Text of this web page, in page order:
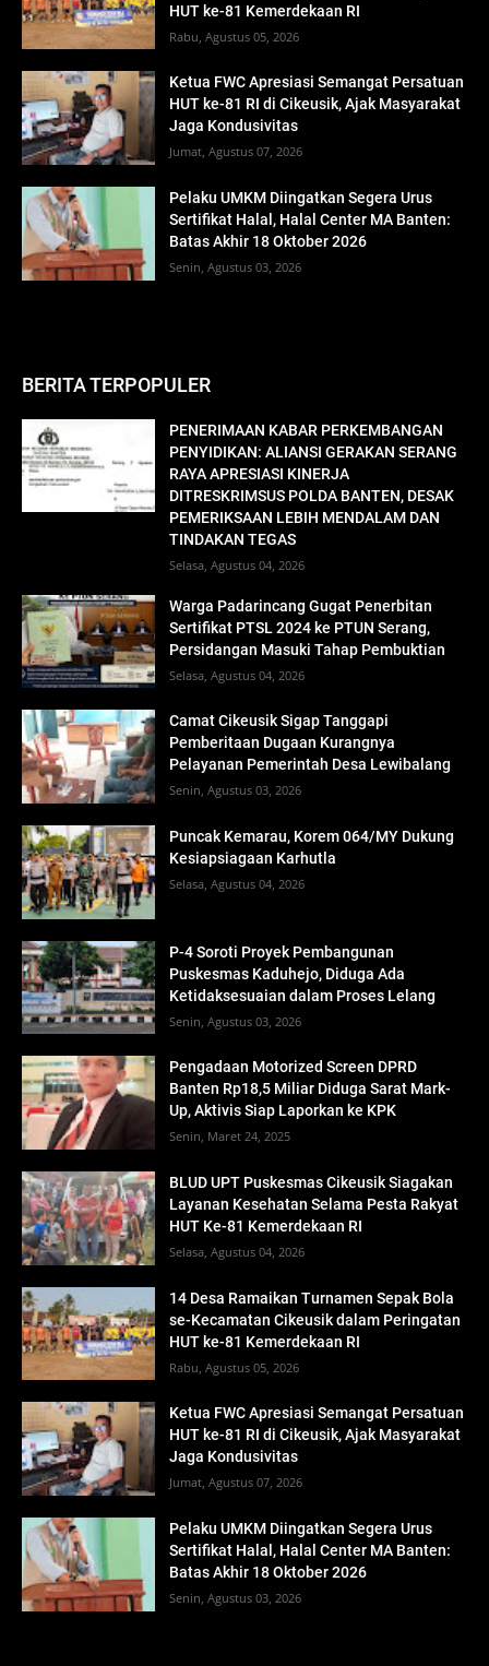
HUT ke-81 Kemerdekaan RI
Rabu, Agustus 05, 2026
Ketua FWC Apresiasi Semangat Persatuan
HUT ke-81 RI di Cikeusik, Ajak Masyarakat
Jaga Kondusivitas
Jumat, Agustus 07, 2026
Pelaku UMKM Diingatkan Segera Urus
Sertifikat Halal, Halal Center MA Banten:
Batas Akhir 18 Oktober 2026
Senin, Agustus 03, 2026
BERITA TERPOPULER
PENERIMAAN KABAR PERKEMBANGAN
PENYIDIKAN: ALIANSI GERAKAN SERANG
RAYA APRESIASI KINERJA
DITRESKRIMSUS POLDA BANTEN, DESAK
PEMERIKSAAN LEBIH MENDALAM DAN
TINDAKAN TEGAS
Selasa, Agustus 04, 2026
Warga Padarincang Gugat Penerbitan
Sertifikat PTSL 2024 ke PTUN Serang,
Persidangan Masuki Tahap Pembuktian
Selasa, Agustus 04, 2026
Camat Cikeusik Sigap Tanggapi
Pemberitaan Dugaan Kurangnya
Pelayanan Pemerintah Desa Lewibalang
Senin, Agustus 03, 2026
Puncak Kemarau, Korem 064/MY Dukung
Kesiapsiagaan Karhutla
Selasa, Agustus 04, 2026
P-4 Soroti Proyek Pembangunan
Puskesmas Kaduhejo, Diduga Ada
Ketidaksesuaian dalam Proses Lelang
Senin, Agustus 03, 2026
Pengadaan Motorized Screen DPRD
Banten Rp18,5 Miliar Diduga Sarat Mark-
Up, Aktivis Siap Laporkan ke KPK
Senin, Maret 24, 2025
BLUD UPT Puskesmas Cikeusik Siagakan
Layanan Kesehatan Selama Pesta Rakyat
HUT Ke-81 Kemerdekaan RI
Selasa, Agustus 04, 2026
14 Desa Ramaikan Turnamen Sepak Bola
se-Kecamatan Cikeusik dalam Peringatan
HUT ke-81 Kemerdekaan RI
Rabu, Agustus 05, 2026
Ketua FWC Apresiasi Semangat Persatuan
HUT ke-81 RI di Cikeusik, Ajak Masyarakat
Jaga Kondusivitas
Jumat, Agustus 07, 2026
Pelaku UMKM Diingatkan Segera Urus
Sertifikat Halal, Halal Center MA Banten:
Batas Akhir 18 Oktober 2026
Senin, Agustus 03, 2026